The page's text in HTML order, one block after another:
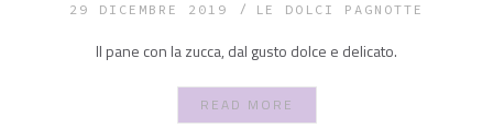
29 DICEMBRE 2019 LE DOLCI PAGNOTTE
Il pane con la zucca, dal gusto dolce e delicato.
READ MORE